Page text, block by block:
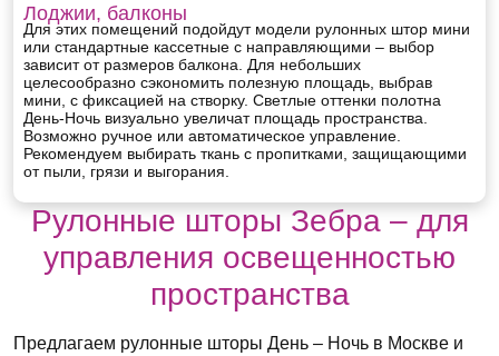
Лоджии, балконы
Для этих помещений подойдут модели рулонных штор мини
или стандартные кассетные с направляющими – выбор
зависит от размеров балкона. Для небольших
целесообразно сэкономить полезную площадь, выбрав
мини, с фиксацией на створку. Светлые оттенки полотна
День-Ночь визуально увеличат площадь пространства.
Возможно ручное или автоматическое управление.
Рекомендуем выбирать ткань с пропитками, защищающими
от пыли, грязи и выгорания.
Рулонные шторы Зебра – для
управления освещенностью
пространства
Предлагаем рулонные шторы День – Ночь в Москве и